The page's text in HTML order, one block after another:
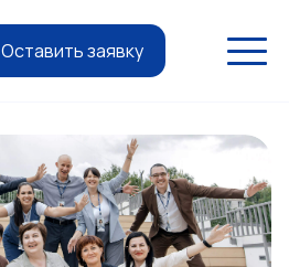
Оставить заявку